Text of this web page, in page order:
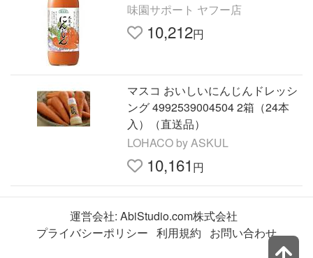
味園サポート ヤフー店
10,212円
マスコ おいしいにんじんドレッシ
ング 4992539004504 2箱（24本
入）（直送品）
LOHACO by ASKUL
10,161 円
運営会社: AbiStudio.com株式会社
プライバシーポリシー 利用規約 お問い合わせ